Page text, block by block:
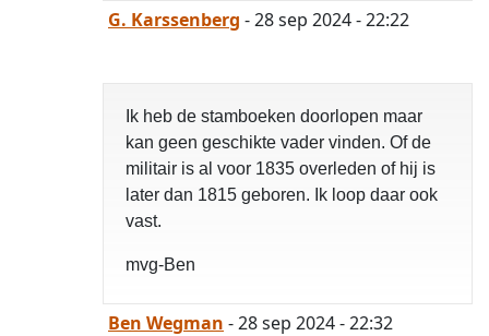
G. Karssenberg - 28 sep 2024 - 22:22
Ik heb de stamboeken doorlopen maar
kan geen geschikte vader vinden. Of de
militair is al voor 1835 overleden of hij is
later dan 1815 geboren. Ik loop daar ook
vast.
mvg-Ben
Ben Wegman - 28 sep 2024 - 22:32